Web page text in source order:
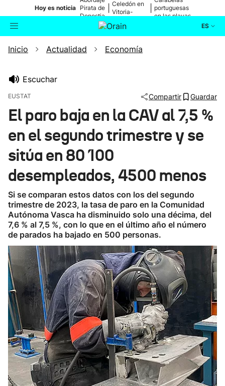
Hoy es noticia Pirata de
Donostia
Celedón en
Vitoria-
portuguesas
en las playas
ES
Buscador Actualidad
Ikusmiran
Eguraldia
Inicio Actualidad Economía
Escuchar
EUSTAT Compartir Guardar
El paro baja en la CAV al 7,5 %
en el segundo trimestre y se
sitúa en 80 100
desempleados, 4500 menos
Si se comparan estos datos con los del segundo
trimestre de 2023, la tasa de paro en la Comunidad
Autónoma Vasca ha disminuido solo una décima, del
7,6 % al 7,5 %, con lo que en el último año el número
de parados ha bajado en 500 personas.